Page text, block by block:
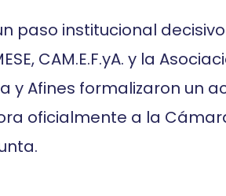
paso institucional
CAM.E.F.yA. y la
y Afines formalizaron un
oficialmente a la